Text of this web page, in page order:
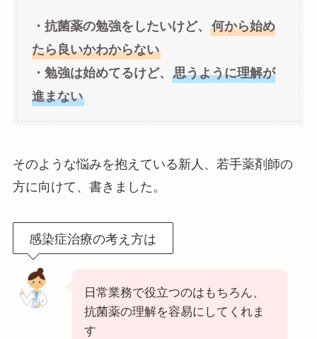
・抗菌薬の勉強をしたいけど、 何から始め
たら良いかわからない
・勉強は始めてるけど、 思うように理解が
進まない
そのような悩みを抱えている新人、若手薬剤師の
方に向けて、書きました。
感染症治療の考え方は
日常業務で役立つのはもちろん、
抗菌薬の理解を容易にしてくれま
す